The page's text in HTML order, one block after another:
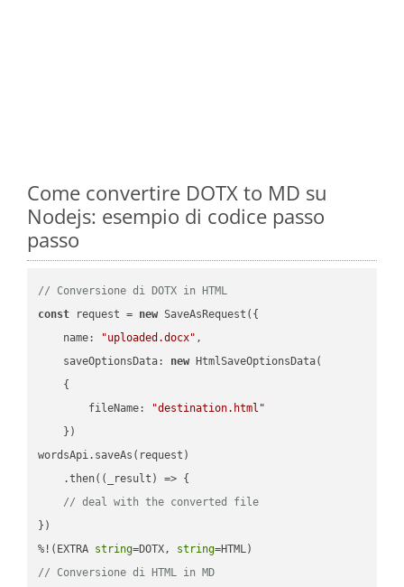
Come convertire DOTX to MD su
Nodejs: esempio di codice passo
passo
// Conversione di DOTX in HTML
const request = new SaveAsRequest({
name: "uploaded.docx" ,
saveOptionsData: new HtmlSaveOptionsData(
    {
fileName:
"destination.html"
    })
wordsApi.saveAs(request)
    .then(
( _result ) => {
// deal with the converted file
})
%!(EXTRA string=DOTX, string
// Conversione di HTML in MD